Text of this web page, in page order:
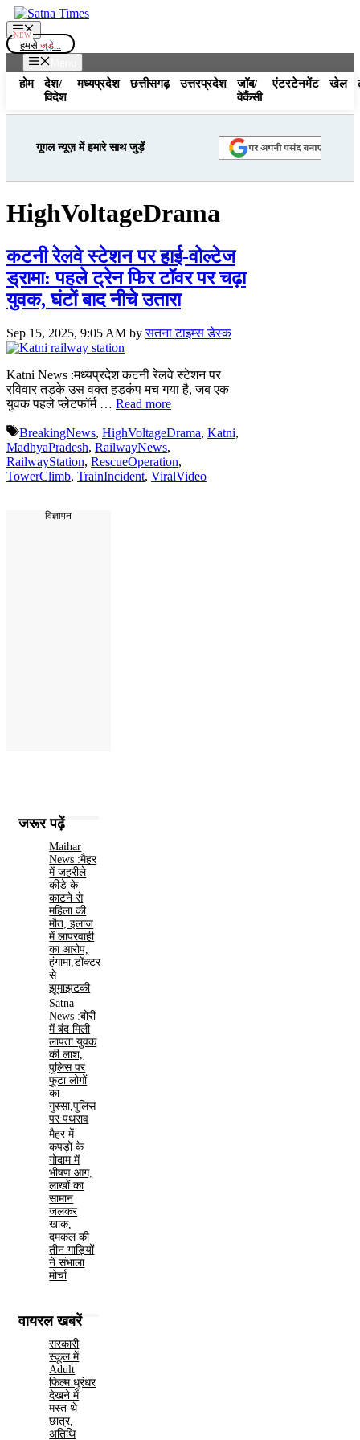
Skip
to
content
Menu
हमसे जुड़े...
होम
देश/
विदेश
मध्यप्रदेश छत्तीसगढ़ उत्तरप्रदेश
जॉब/
वेकैंसी
एंटरटेनमेंट खेल
गूगल न्यूज़ में हमारे साथ जुड़ें
HighVoltageDrama
कटनी रेलवे स्टेशन पर हाई-वोल्टेज
ड्रामा: पहले ट्रेन फिर टॉवर पर चढ़ा
युवक, घंटों बाद नीचे उतारा
Sep 15, 2025, 9:05 AM byसतना टाइम्स डेस्क
Katni News :मध्यप्रदेश कटनी रेलवे स्टेशन पर
रविवार तड़के उस वक्त हड़कंप मच गया है, जब एक
युवक पहले प्लेटफॉर्म … Read more
Tags
BreakingNews, HighVoltageDrama, Katni,
MadhyaPradesh, RailwayNews,
RailwayStation, RescueOperation,
TowerClimb, TrainIncident, ViralVideo
विज्ञापन
जरूर पढ़ें
Maihar
News :मैहर
में जहरीले
कीड़े के
काटने से
महिला की
मौत, इलाज
में लापरवाही
का आरोप,
हंगामा,डॉक्टर
से
झूमाझटकी
Satna
News :बोरी
में बंद मिली
लापता युवक
की लाश,
पुलिस पर
फूटा लोगों
का
गुस्सा,पुलिस
पर पथराव
मैहर में
कपड़ों के
गोदाम में
भीषण आग,
लाखों का
सामान
जलकर
खाक,
दमकल की
तीन गाड़ियों
ने संभाला
मोर्चा
वायरल खबरें
सरकारी
स्कूल में
Adult
फिल्म धुरंधर
देखने में
मस्त थे
छात्र,
अतिथि